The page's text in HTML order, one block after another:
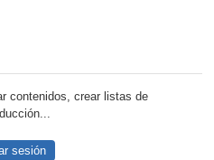
contenidos, crear listas de
sesión